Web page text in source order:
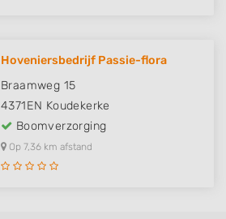
Hoveniersbedrijf Passie-flora
Braamweg 15
4371EN Koudekerke
Boomverzorging
Op 7,36 km afstand